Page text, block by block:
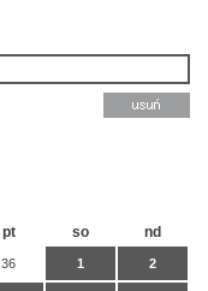
pt so nd
36 1 2